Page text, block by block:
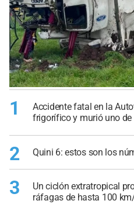
1
Accidente fatal en la
frigorífico y murió uno
2 Quini 6: estos son los
3
Un ciclón extratropical
ráfagas de hasta 100